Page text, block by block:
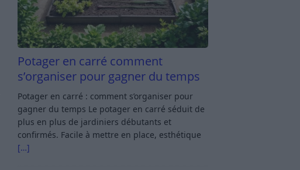
Potager en carré comment
s’organiser pour gagner du temps
Potager en carré : comment s’organiser pour
gagner du temps Le potager en carré séduit de
plus en plus de jardiniers débutants et
confirmés. Facile à mettre en place, esthétique
[…]